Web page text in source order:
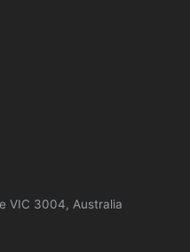
VIC 3004, Australia